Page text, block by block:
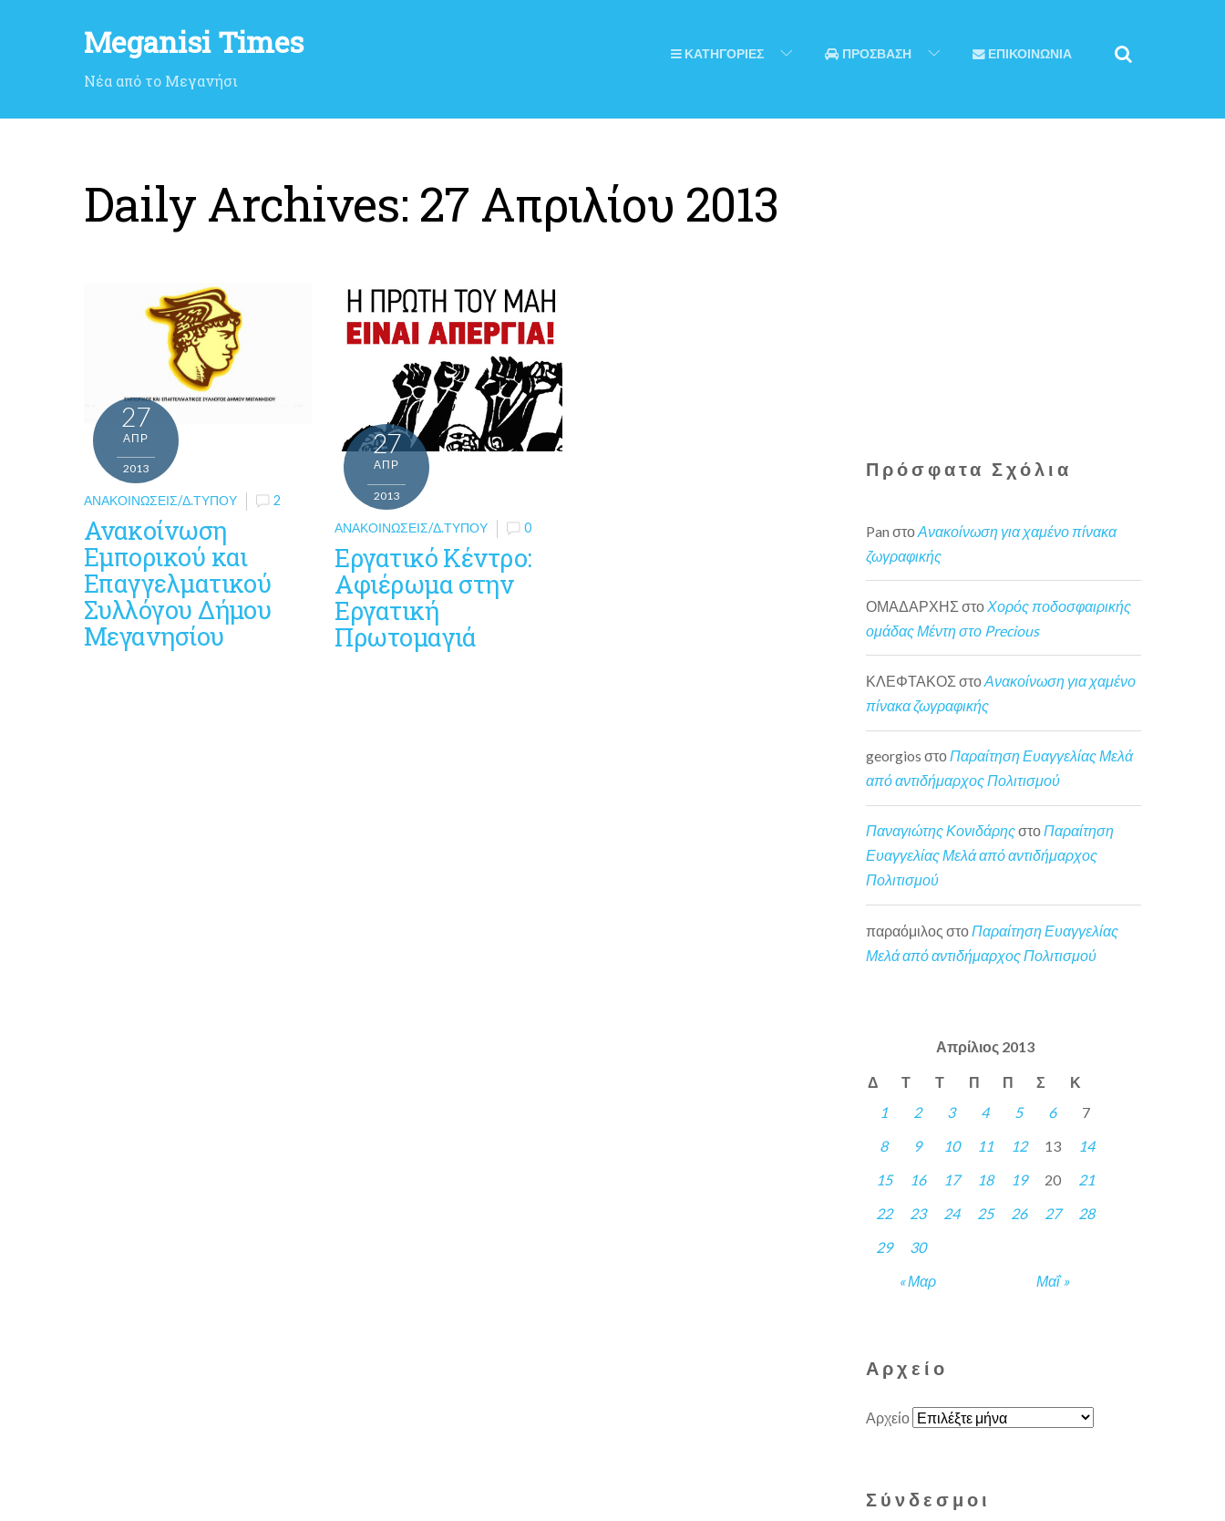
Meganisi Times
Νέα από το Μεγανήσι
ΚΑΤΗΓΟΡΙΕΣ ΠΡΟΣΒΑΣΗ ΕΠΙΚΟΙΝΩΝΙΑ
Daily Archives: 27 Απριλίου 2013
27
ΑΠΡ
2013
ΑΝΑΚΟΙΝΏΣΕΙΣ/Δ.ΤΎΠΟΥ 2
Ανακοίνωση
Εμπορικού και
Επαγγελματικού
Συλλόγου Δήμου
Μεγανησίου
27
ΑΠΡ
2013
ΑΝΑΚΟΙΝΏΣΕΙΣ/Δ.ΤΎΠΟΥ 0
Εργατικό Κέντρο:
Αφιέρωμα στην
Εργατική
Πρωτομαγιά
Πρόσφατα Σχόλια
Pan στοΑνακοίνωση για χαμένο πίνακα
ζωγραφικής
ΟΜΑΔΑΡΧΗΣ στο Χορός ποδοσφαιρικής
ομάδας Μέντη στο Precious
ΚΛΕΦΤΑΚΟΣ στοΑνακοίνωση για χαμένο
πίνακα ζωγραφικής
georgios στοΠαραίτηση Ευαγγελίας Μελά
από αντιδήμαρχος Πολιτισμού
Παναγιώτης ΚονιδάρηςστοΠαραίτηση
Ευαγγελίας Μελά από αντιδήμαρχος
Πολιτισμού
παραόμιλος στο Παραίτηση Ευαγγελίας
Μελά από αντιδήμαρχος Πολιτισμού
Απρίλιος 2013
Δ Τ Τ Π Π Σ Κ
« Μαρ Μαΐ »
1 2 3 4 5 6
7
8
9 10 11 12 13
14
15
16 17 18 19 20
21
22
23 24 25 26 27
28
29
30
Αρχείο
Αρχείο
Σύνδεσμοι